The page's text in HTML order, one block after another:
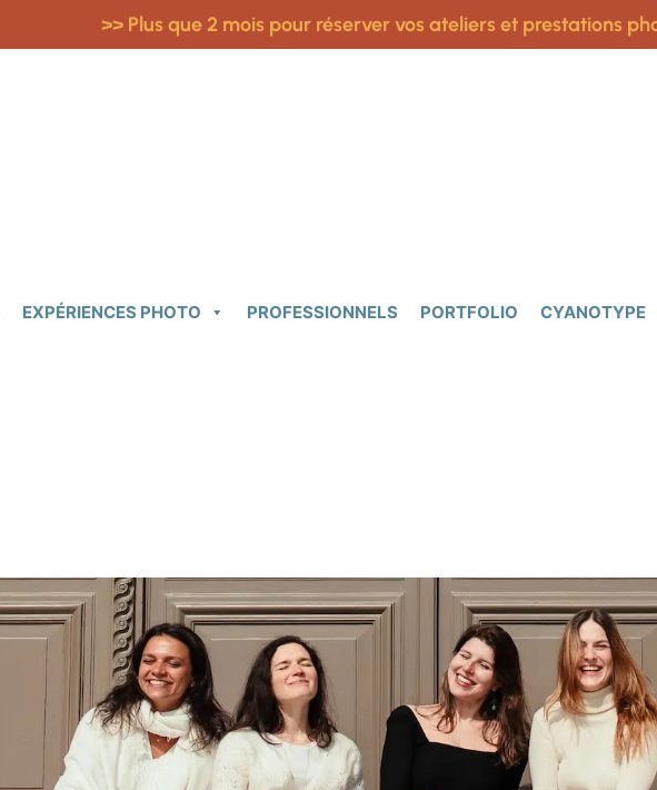
>> Plus que 2 mois pour réserver vos ateliers et prestations
EXPÉRIENCES PHOTO PROFESSIONNELS PORTFOLIO CYANOTYPE